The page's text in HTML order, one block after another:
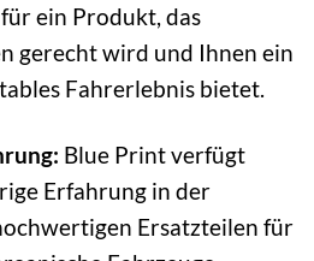
ein Produkt, das
gerecht wird und Ihnen ein
Fahrerlebnis bietet.
Blue Print verfügt
Erfahrung in der
Ersatzteilen für